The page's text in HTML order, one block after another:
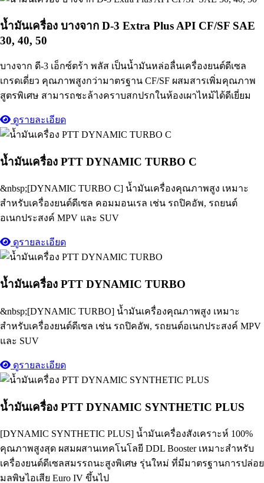
น้ำมันเครื่อง บางจาก D-3 Extra Plus API CF/SF SAE
30, 40, 50
บางจาก ดี-3 เอ็กซ์ตร้า พลัส เป็นน้ำมันหล่อลื่นเครื่องยนต์ดีเซล
เกรดเดี่ยว คุณภาพสูงกว่ามาตรฐาน CF/SF ผสมสารเพิ่มคุณภาพ
สูตรพิเศษ สามารถชะล้างคราบสกปรกในห้องเผาไหม้ได้ดีเยี่ยม
ดูรายละเอียด
น้ำมันเครื่อง PTT DYNAMIC TURBO C
&nbsp;[DYNAMIC TURBO C] น้ำมันเครื่องคุณภาพสูง เหมาะ
สำหรับเครื่องยนต์ดีเซล คอมมอนเรล เช่น รถปิคอัพ, รถยนต์
อเนกประสงค์ MPV และ SUV
ดูรายละเอียด
น้ำมันเครื่อง PTT DYNAMIC TURBO
&nbsp;[DYNAMIC TURBO] น้ำมันเครื่องคุณภาพสูง เหมาะ
สำหรับเครื่องยนต์ดีเซล เช่น รถปิคอัพ, รถยนต์อเนกประสงค์ MPV
และ SUV
ดูรายละเอียด
น้ำมันเครื่อง PTT DYNAMIC SYNTHETIC PLUS
[DYNAMIC SYNTHETIC PLUS] น้ำมันเครื่องสังเคราะห์ 100%
คุณภาพสูงสุด ผสมผสานเทคโนโลยี DDL Booster เหมาะสำหรับ
เครื่องยนต์ดีเซลสมรรถนะสูงพิเศษ รุ่นใหม่ ที่มีมาตรฐานการปล่อย
มลพิษไอเสีย Euro IV ขึ้นไป